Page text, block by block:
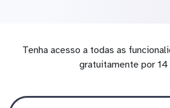
Tenha acesso a todas as
gratuitamente por 14